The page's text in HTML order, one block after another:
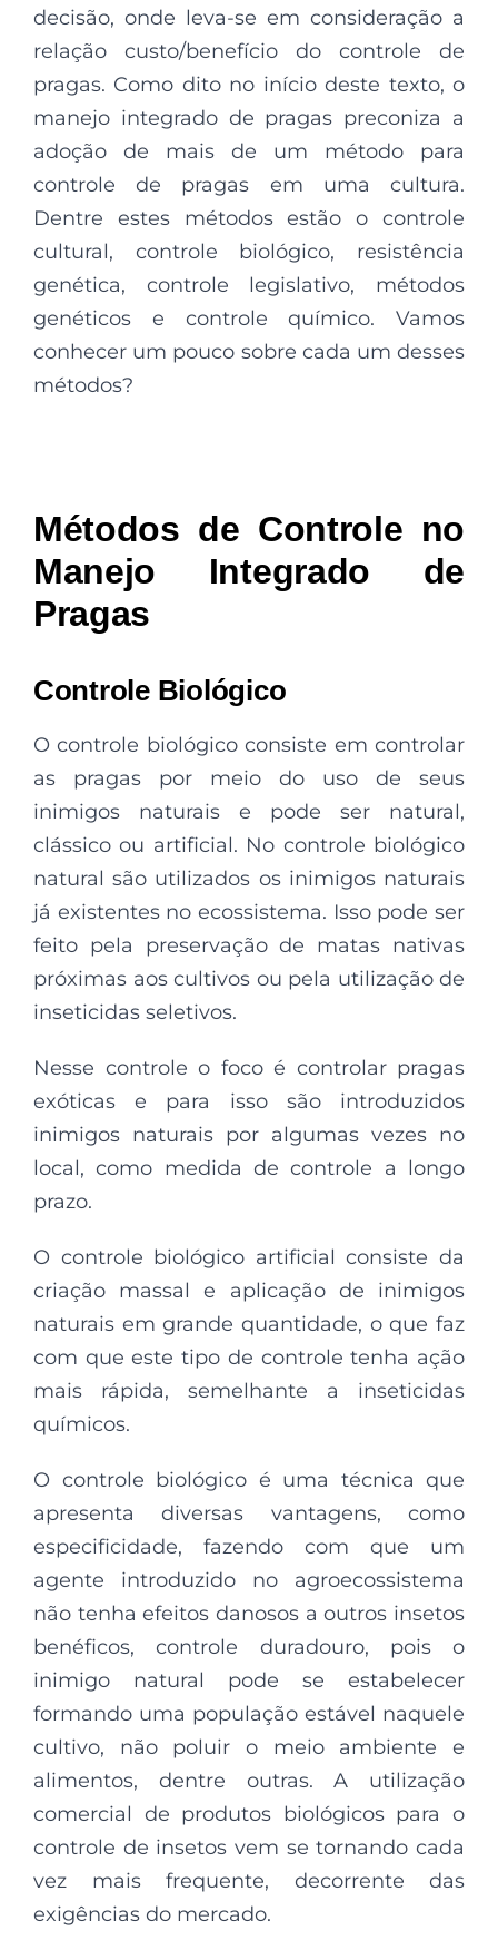
decisão, onde leva-se em consideração a
relação custo/benefício do controle de
pragas. Como dito no início deste texto, o
manejo integrado de pragas preconiza a
adoção de mais de um método para
controle de pragas em uma cultura.
Dentre estes métodos estão o controle
cultural, controle biológico, resistência
genética, controle legislativo, métodos
genéticos e controle químico. Vamos
conhecer um pouco sobre cada um desses
métodos?
Métodos de Controle no
Manejo Integrado de
Pragas
Controle Biológico
O controle biológico consiste em controlar
as pragas por meio do uso de seus
inimigos naturais e pode ser natural,
clássico ou artificial. No controle biológico
natural são utilizados os inimigos naturais
já existentes no ecossistema. Isso pode ser
feito pela preservação de matas nativas
próximas aos cultivos ou pela utilização de
inseticidas seletivos.
Nesse controle o foco é controlar pragas
exóticas e para isso são introduzidos
inimigos naturais por algumas vezes no
local, como medida de controle a longo
prazo.
O controle biológico artificial consiste da
criação massal e aplicação de inimigos
naturais em grande quantidade, o que faz
com que este tipo de controle tenha ação
mais rápida, semelhante a inseticidas
químicos.
O controle biológico é uma técnica que
apresenta diversas vantagens, como
especificidade, fazendo com que um
agente introduzido no agroecossistema
não tenha efeitos danosos a outros insetos
benéficos, controle duradouro, pois o
inimigo natural pode se estabelecer
formando uma população estável naquele
cultivo, não poluir o meio ambiente e
alimentos, dentre outras. A utilização
comercial de produtos biológicos para o
controle de insetos vem se tornando cada
vez mais frequente, decorrente das
exigências do mercado.